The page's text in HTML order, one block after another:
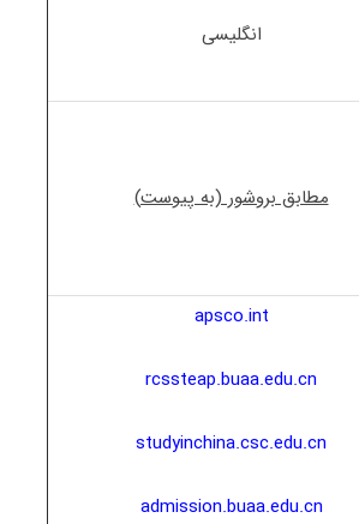
انگلیسی
مطابق بروشور (به پیوست)
apsco.int
rcssteap.buaa.edu.cn
studyinchina.csc.edu.cn
admission.buaa.edu.cn